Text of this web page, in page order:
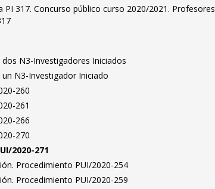
317. Concurso público curso 2020/2021. Profesores
N3-Investigadores Iniciados
N3-Investigador Iniciado
260
261
266
270
2020-271
Procedimiento PUI/2020-254
Procedimiento PUI/2020-259